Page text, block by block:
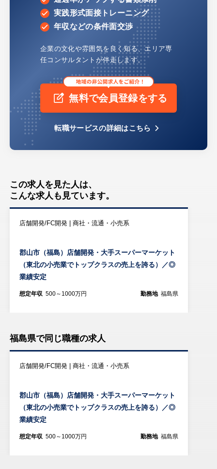
実践形式面接トレーニング
年収などの条件面交渉
企業の文化や雰囲気を良く知る、エリア専
任コンサルタントが伴走します。
無料で会員登録をする
転職サービスの詳細はこちら
この求人を見た人は、
こんな求人も見ています。
店舗開発/FC開発 | 商社・流通・小売系
郡山市（福島）店舗開発・大手スーパーマーケット
（東北の小売業でトップクラスの売上を誇る）／◎
業績安定
想定年収 500～1000万円 勤務地 福島県
福島県で同じ職種の求人
店舗開発/FC開発 | 商社・流通・小売系
郡山市（福島）店舗開発・大手スーパーマーケット
（東北の小売業でトップクラスの売上を誇る）／◎
業績安定
想定年収 500～1000万円 勤務地 福島県